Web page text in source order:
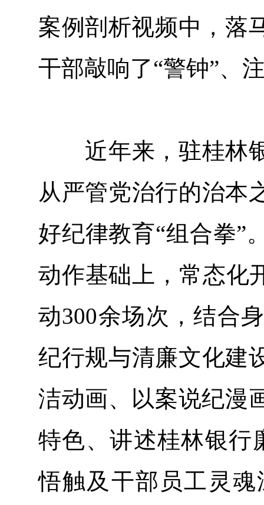
案例剖析视频中，落
干部敲响了“警钟”、
近年来，驻桂林银
从严管党治行的治本
好纪律教育“组合拳”
动作基础上，常态化
动300余场次，结合
纪行规与清廉文化建
洁动画、以案说纪漫
特色、讲述桂林银行
悟触及干部员工灵